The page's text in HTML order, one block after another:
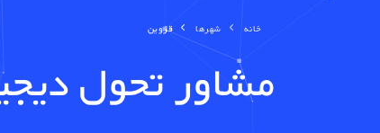
خانه شهرها قزوین
مشاور تحول